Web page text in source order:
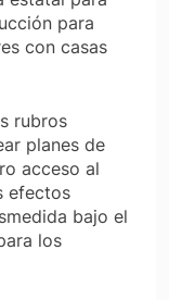
para
con casas
rubros
planes de
acceso al
efectos
bajo el
los